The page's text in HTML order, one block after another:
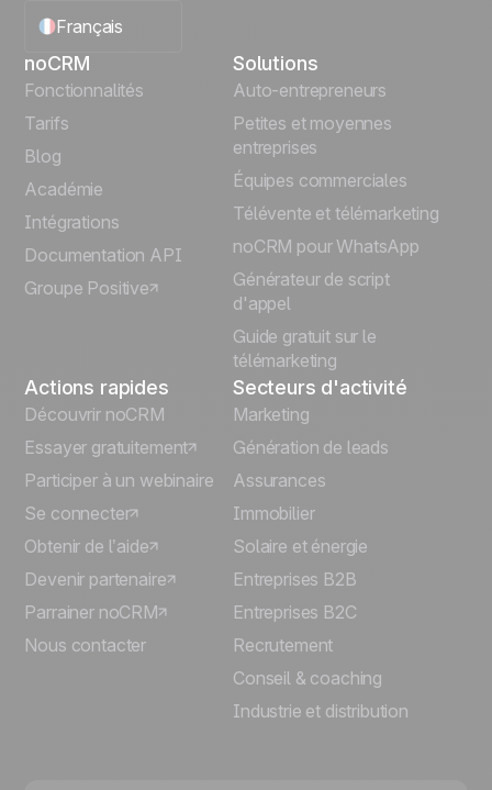
Français
English
Español
Português
Italiano
Deutsch
noCRM
Fonctionnalités
Tarifs
Blog
Académie
Intégrations
Documentation API
Groupe Positive
Solutions
Auto-entrepreneurs
Petites et moyennes
entreprises
Équipes commerciales
Télévente et télémarketing
noCRM pour WhatsApp
Générateur de script
d'appel
Guide gratuit sur le
télémarketing
Actions rapides
Découvrir noCRM
Essayer gratuitement
Participer à un webinaire
Se connecter
Obtenir de l’aide
Devenir partenaire
Parrainer noCRM
Nous contacter
Secteurs d'activité
Marketing
Génération de leads
Assurances
Immobilier
Solaire et énergie
Entreprises B2B
Entreprises B2C
Recrutement
Conseil & coaching
Industrie et distribution